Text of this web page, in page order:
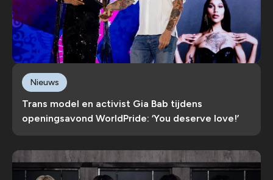
Trans model en activist Gia Bab tijdens
openingsavond WorldPride: ‘You deserve love!’
Nieuws